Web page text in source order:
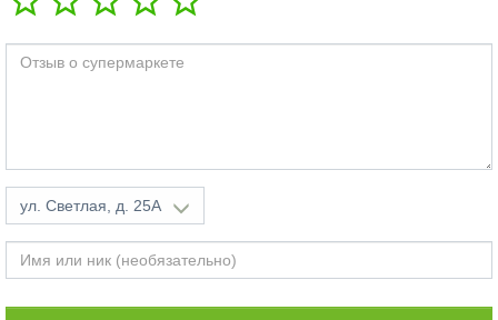
ул. Светлая, д. 25А